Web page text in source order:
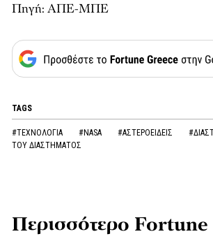
Πηγή: ΑΠΕ-ΜΠΕ
TAGS
#ΤΕΧΝΟΛΟΓΙΑ #NASA #ΑΣΤΕΡΟΕΙΔΕΙΣ
ΤΟΥ ΔΙΑΣΤΗΜΑΤΟΣ
Περισσότερο Fortune